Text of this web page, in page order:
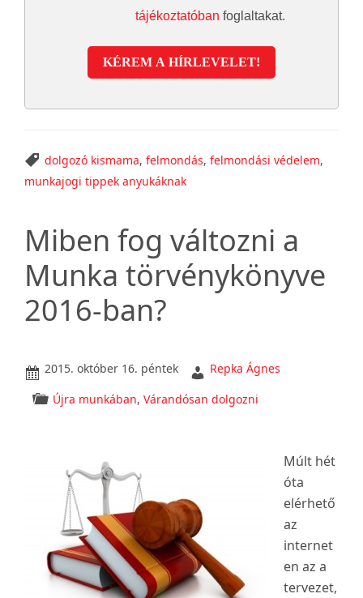
tájékoztatóban foglaltakat.
KÉREM A HÍRLEVELET!
dolgozó kismama, felmondás, felmondási védelem,
munkajogi tippek anyukáknak
Miben fog változni a
Munka törvénykönyve
2016-ban?
2015. október 16. péntek Repka Ágnes
Újra munkában, Várandósan dolgozni
Múlt hét
óta
elérhető
az
internet
en az a
tervezet,